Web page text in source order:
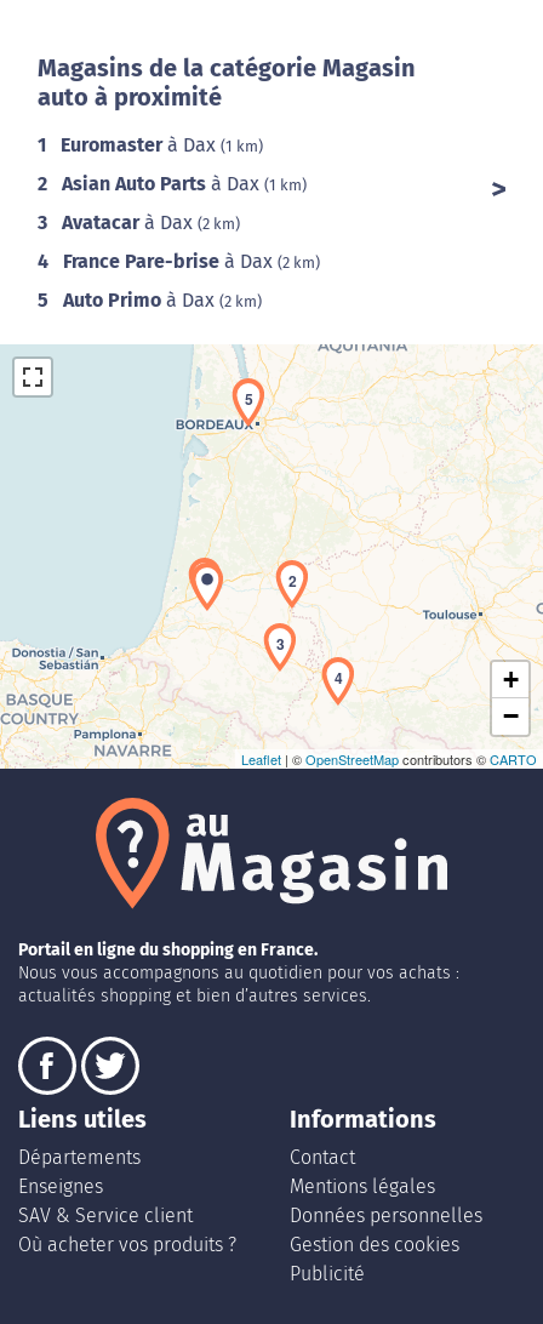
Magasins de la catégorie Magasin
auto à proximité
1 Euromasterà Dax (1 km)
2 Asian Auto Parts à Dax (1 km)
3 Avatacarà Dax (2 km)
4 France Pare-brise à Dax (2 km)
5 Auto Primo à Dax (2 km)
Chargement de la carte en cours...
1 2
3
4
5
+
−
Leaflet | ©OpenStreetMapcontributors ©CARTO
Portail en ligne du shopping en France.
Nous vous accompagnons au quotidien pour vos achats :
actualités shopping et bien d’autres services.
Liens utiles
Départements
Enseignes
SAV & Service client
Où acheter vos produits ?
Informations
Contact
Mentions légales
Données personnelles
Gestion des cookies
Publicité